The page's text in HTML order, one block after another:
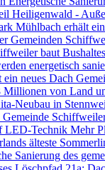
Heiligenwald -
Mühlbach erhält
Gemeinden
baut
energetisch
neues Dach
Millionen von Land
Neubau in
Gemeinde
LED-Technik Mehr
älteste
Sanierung des